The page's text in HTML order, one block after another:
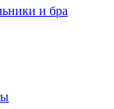
и бра